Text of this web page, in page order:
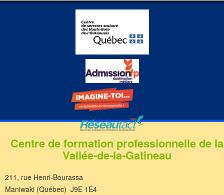
Centre de formation professionnelle de la
Vallée-de-la-Gatineau
211, rue Henri-Bourassa
Maniwaki (Québec) J9E 1E4